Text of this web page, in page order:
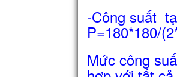
-Công suất
P=180*180/
Mức công